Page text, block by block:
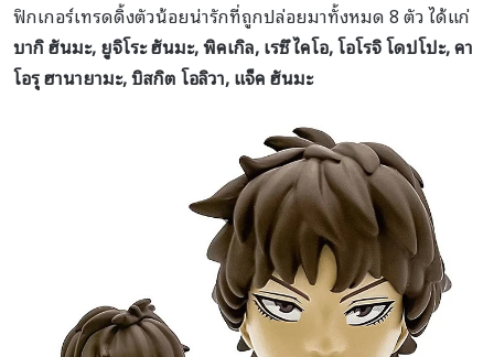
ฟิกเกอร์เทรดดิ้งตัวน้อยน่ารักที่ถูกปล่อยมาทั้งหมด 8 ตัว ได้แก่
บากิ ฮันมะ, ยูจิโระ ฮันมะ, พิคเกิล, เรซึ ไคโอ, โอโรจิ โดปโปะ, คา
โอรุ ฮานายามะ, บิสกิต โอลิวา, แจ็ค ฮันมะ